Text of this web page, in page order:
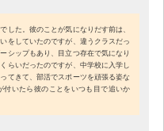
した。彼のことが気になりだす前は、
をしていたのですが、違うクラスだっ
シップもあり、目立つ存在で気になり
らいだったのですが、中学校に入学し
てきて、部活でスポーツを頑張る姿な
付いたら彼のことをいつも目で追いか